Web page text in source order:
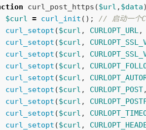
curl_post_https ($url , $data
$curl = curl_init ();
// 启动一个
curl_setopt ($curl , CURLOPT_URL,
curl_setopt ($curl ,
curl_setopt ($curl ,
curl_setopt ($curl ,
curl_setopt ($curl ,
curl_setopt ($curl , CURLOPT_POST,
curl_setopt ($curl ,
curl_setopt ($curl ,
curl_setopt ($curl ,